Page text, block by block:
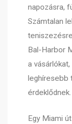
napozásra,
Számtalan
Bal-Harbor
a
leghíresebb
érdeklődnek.
Egy Miami